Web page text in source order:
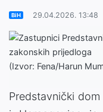
BiH 29.04.2026. 13:48
(Izvor: Fena/Harun
Predstavnički